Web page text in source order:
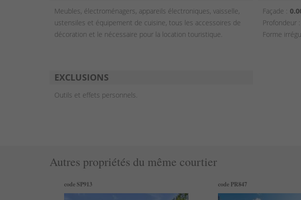
Meubles, électroménagers, appareils électroniques, vaisselle,
ustensiles et équipement de cuisine, tous les accessoires de
décoration et le nécessaire pour la location touristique.
Façade :
Profondeur :
Forme
EXCLUSIONS
Outils et effets personnels.
Autres propriétés du même courtier
code SP913 code PR847